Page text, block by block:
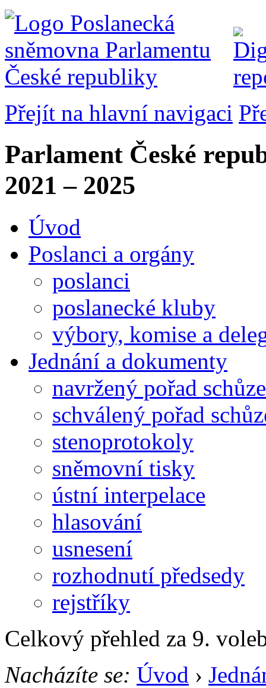
Přejít na hlavní navigaci
Parlament České
2021 – 2025
Úvod
Poslanci a orgány
poslanci
poslanecké kluby
výbory, komise a
Jednání a dokumenty
navržený pořad schůze
schválený pořad
stenoprotokoly
sněmovní tisky
ústní interpelace
hlasování
usnesení
rozhodnutí předsedy
rejstříky
Celkový přehled za 9.
Nacházíte se: Úvod ›